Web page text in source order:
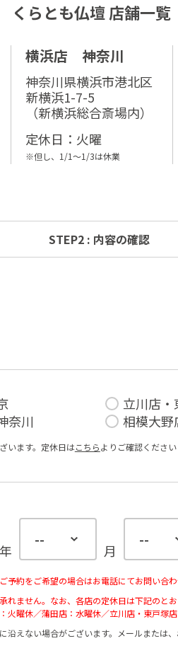
くらとも仏壇 店舗一覧
横浜店 神奈川
神奈川県横浜市港北区
新横浜1-7-5
（新横浜総合斎場内）
定休⽇：火曜
※但し、1/1～1/3は休業
STEP2 : 内容の確認
立川店・
奈川
相模大野
います。定休⽇はこちらよりご確認ください
年 月
予約をご希望の場合はお電話にてお問い合わ
ません。なお、各店の定休日は下記のとお
火曜休／蒲田店：水曜休／立川店・東戸塚
沿えない場合がございます。メールまたは